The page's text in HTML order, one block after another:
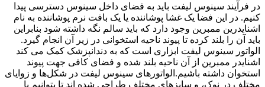
در فرآیند سینوس لیفت باید به فضای داخل سینوس دسترسی پیدا
کنیم. در این فضا یک غشا پوشاننده یا یک بافت نرم پوشاننده به نام
اشنایدرین ممبرین وجود دارد که باید سالم نگه داشته شود بنابراین
باید آن را بلند کرده تا پیوند ناحیه استخوانی در زیر آن انجام گیرد.
الواتور سینوس لیفت ابزاری است که به دندانپزشک کمک می کند
اشنایدر ممبرین از آن ناحیه بلند شده و فضای کافی جهت پیوند
استخوان داشته باشیم.الواتورهای سینوس لیفت در شکل‌ها و زوایای
مختلف در نوک، و سایزهای مختلف طراحی شده اند تا بتوانیم با